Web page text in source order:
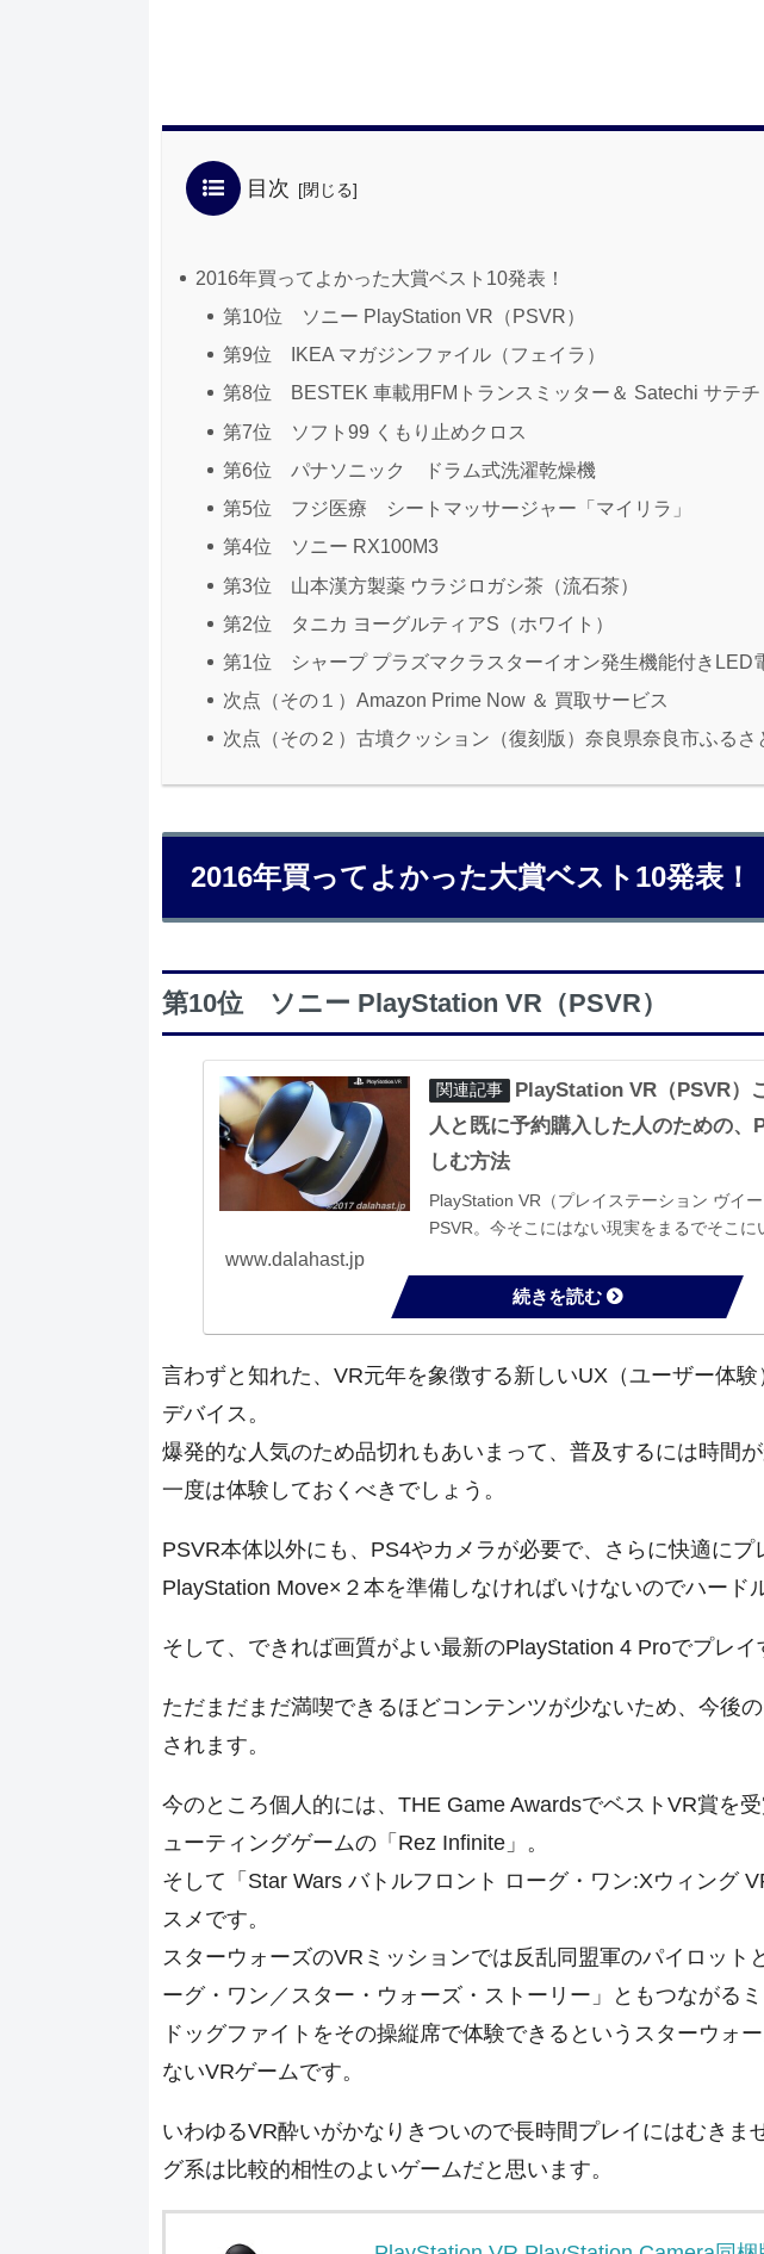
目次
2016年買ってよかった大賞ベスト10発表！
第10位 ソニー PlayStation VR（PSVR）
第9位 IKEA マガジンファイル（フェイラ）
第8位 BESTEK 車載用FMトランスミッター＆ Satechi サテチ
第7位 ソフト99 くもり止めクロス
第6位 パナソニック ドラム式洗濯乾燥機
第5位 フジ医療 シートマッサージャー「マイリラ」
第4位 ソニー RX100M3
第3位 山本漢方製薬 ウラジロガシ茶（流石茶）
第2位 タニカ ヨーグルティアS（ホワイト）
第1位 シャープ プラズマクラスターイオン発生機能付きLED
次点（その１）Amazon Prime Now ＆ 買取サービス
次点（その２）古墳クッション（復刻版）奈良県奈良市ふるさ
2016年買ってよかった大賞ベスト10発表！
第10位 ソニー PlayStation VR（PSVR）
PlayStation VR（PSVR）
人と既に予約購入した人のための、
しむ方法
PlayStation VR（プレイステーション ヴイ
PSVR。今そこにはない現実をまるでそこに
するPlayStation 4用に開発されたヘッマウ...
www.dalahast.jp
言わずと知れた、VR元年を象徴する新しいUX（ユーザー体
デバイス。
爆発的な人気のため品切れもあいまって、普及するには時間が
一度は体験しておくべきでしょう。
PSVR本体以外にも、PS4やカメラが必要で、さらに快適にプ
PlayStation Move×２本を準備しなければいけないのでハード
そして、できれば画質がよい最新のPlayStation 4 Proでプレイ
ただまだまだ満喫できるほどコンテンツが少ないため、今後
されます。
今のところ個人的には、THE Game AwardsでベストVR賞を
ューティングゲームの「Rez Infinite」。
そして「Star Wars バトルフロント ローグ・ワン:Xウィング
スメです。
スターウォーズのVRミッションでは反乱同盟軍のパイロット
ーグ・ワン／スター・ウォーズ・ストーリー」ともつながる
ドッグファイトをその操縦席で体験できるというスターウォ
ないVRゲームです。
いわゆるVR酔いがかなりきついので長時間プレイにはむきま
グ系は比較的相性のよいゲームだと思います。